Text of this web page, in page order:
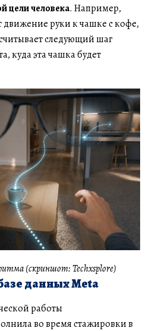
цели человека. Например,
движение руки к чашке с кофе,
следующий шаг
куда эта чашка будет
(скриншот: Techxsplore)
данных Meta
работы
во время стажировки в